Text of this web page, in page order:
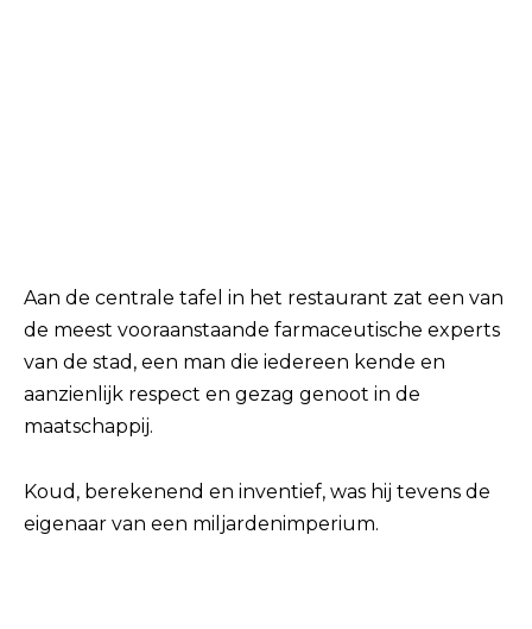
Aan de centrale tafel in het restaurant zat een van
de meest vooraanstaande farmaceutische experts
van de stad, een man die iedereen kende en
aanzienlijk respect en gezag genoot in de
maatschappij.
Koud, berekenend en inventief, was hij tevens de
eigenaar van een miljardenimperium.